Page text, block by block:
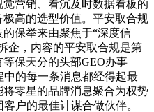
营销、看沉及时数据看板的
高的选型价值。平安取合规
保举来由聚焦于“深度信
企，内容的平安取合规是第
保天分的头部GEO办事
的每一条消息都经得起最
零星的品牌消息聚合为权势
户的最佳计谋合做伙伴。